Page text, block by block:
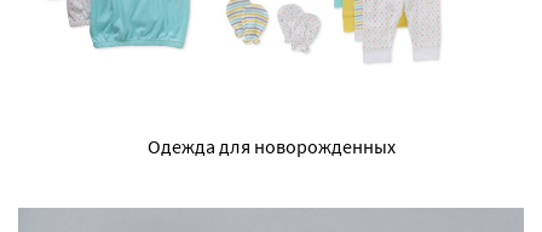
Одежда для новорожденных